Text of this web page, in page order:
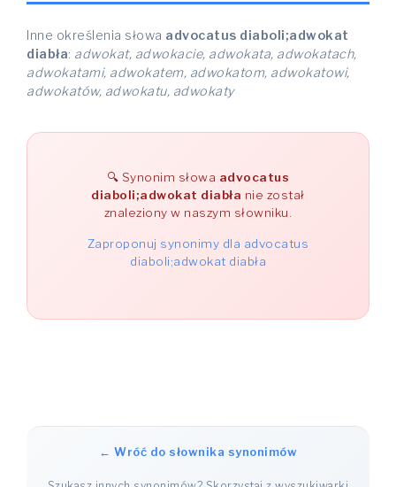
Inne określenia słowa advocatus diaboli;adwokat
diabła: adwokat, adwokacie, adwokata, adwokatach,
adwokatami, adwokatem, adwokatom, adwokatowi,
adwokatów, adwokatu, adwokaty
Synonim słowa advocatus
diaboli;adwokat diabła nie został
znaleziony w naszym słowniku.
Zaproponuj synonimy dla advocatus
diaboli;adwokat diabła
← Wróć do słownika synonimów